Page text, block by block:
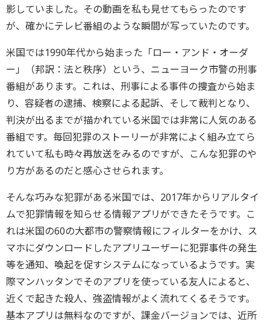
影していました。その動画を私も見せてもらったのです
が、確かにテレビ番組のような瞬間が写っていたのです。
米国では1990年代から始まった「ロー・アンド・オーダ
ー」（邦訳：法と秩序）という、ニューヨーク市警の刑事
番組があります。これは、刑事による事件の捜査から始ま
り、容疑者の逮捕、検察による起訴、そして裁判となり、
判決が出るまでが描かれている米国では非常に人気のある
番組です。毎回犯罪のストーリーが非常によく組み立てら
れていて私も時々再放送をみるのですが、こんな犯罪のや
り方があるのだと感心させられます。
そんな巧みな犯罪がある米国では、2017年からリアルタイ
ムで犯罪情報を知らせる情報アプリができたそうです。こ
れは米国の60の大都市の警察情報にフィルターをかけ、ス
マホにダウンロードしたアプリユーザーに犯罪事件の発生
等を通知、喚起を促すシステムになっているようです。実
際マンハッタンでそのアプリを使っている友人によると、
近くで起きた殺人、強盗情報がよく流れてくるそうです。
基本アプリは無料なのですが、課金バージョンでは、近所